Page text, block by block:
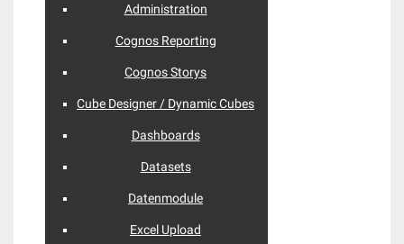
Administration
Cognos Reporting
Cognos Storys
Cube Designer / Dynamic Cubes
Dashboards
Datasets
Datenmodule
Excel Upload